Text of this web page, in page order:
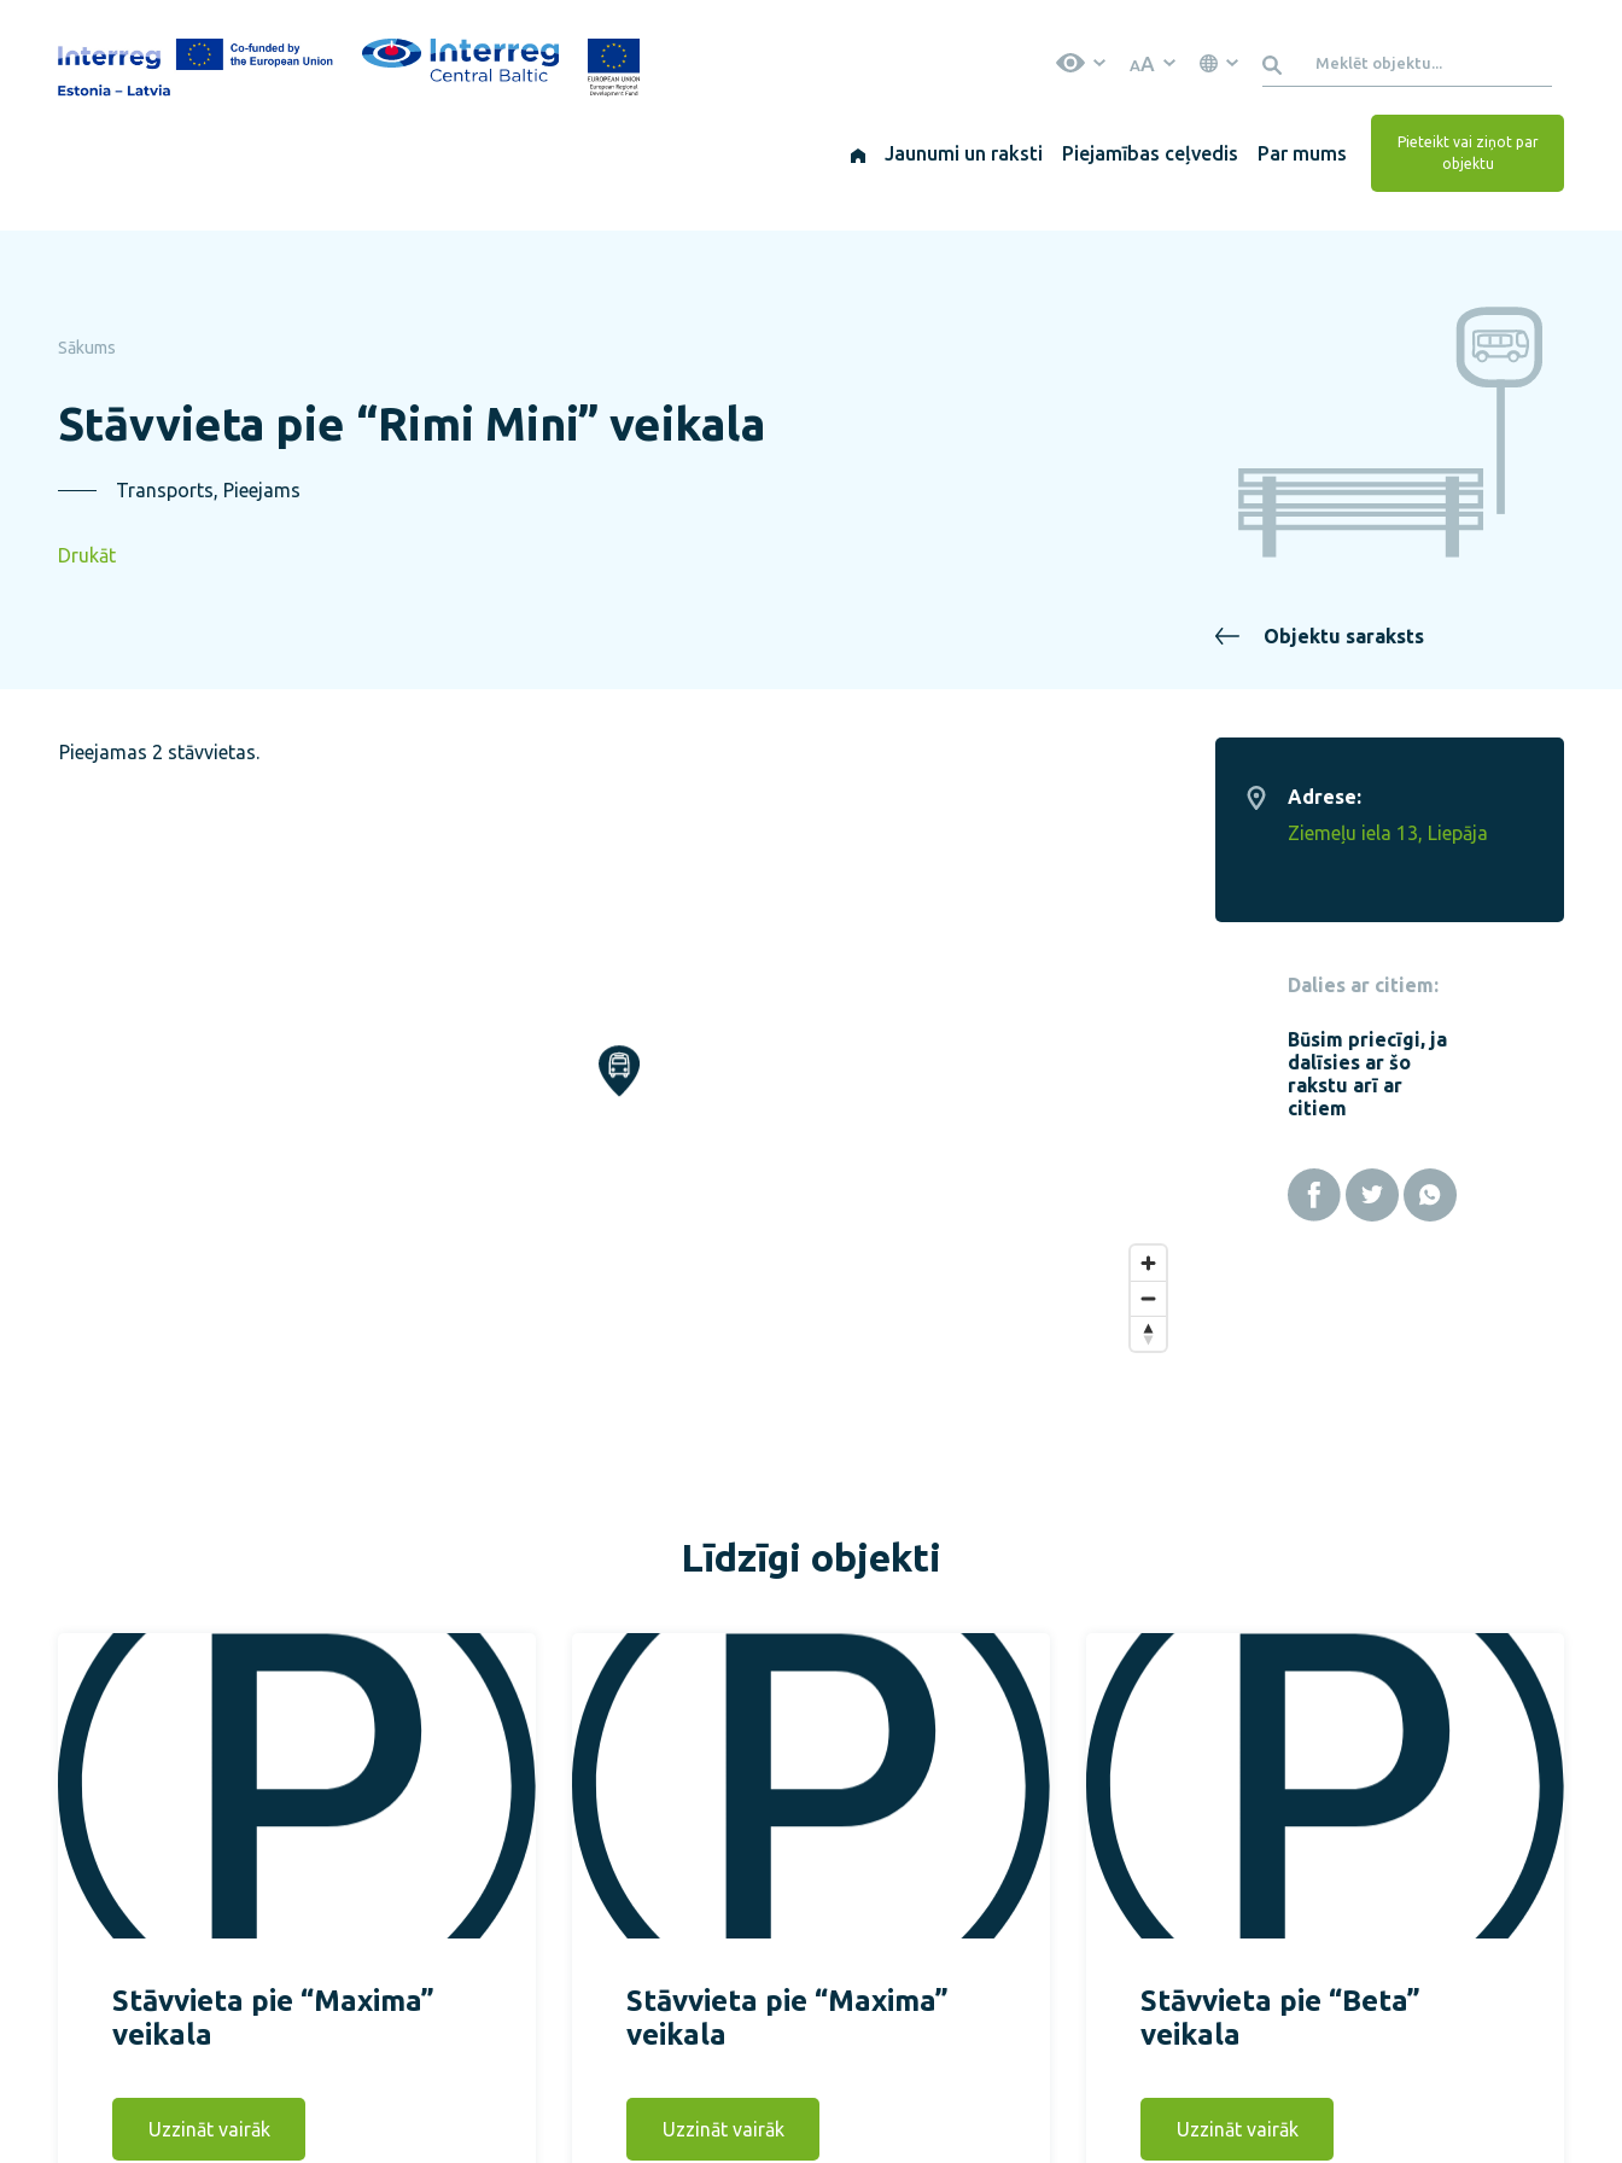
AA
Jaunumi un raksti Piejamības ceļvedis Par mums
Pieteikt vai ziņot par
objektu
Sākums
Stāvvieta pie “Rimi Mini” veikala
Transports, Pieejams
Drukāt
Objektu saraksts
Pieejamas 2 stāvvietas.
Adrese:
Ziemeļu iela 13, Liepāja
Dalies ar citiem:
Būsim priecīgi, ja
dalīsies ar šo
rakstu arī ar
citiem
Līdzīgi objekti
Stāvvieta pie “Maxima”
veikala
Uzzināt vairāk
Stāvvieta pie “Maxima”
veikala
Uzzināt vairāk
Stāvvieta pie “Beta”
veikala
Uzzināt vairāk